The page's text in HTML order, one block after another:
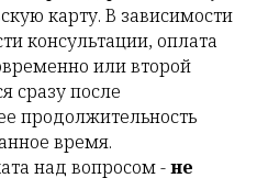
карту. В зависимости
консультации, оплата
или второй
сразу после
продолжительность
время.
над вопросом -не